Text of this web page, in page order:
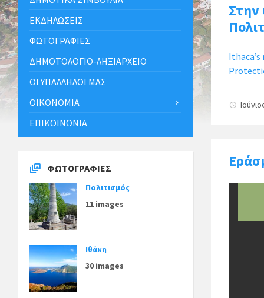
Στην
ΕΚΔΗΛΏΣΕΙΣ
ΦΩΤΟΓΡΑΦΊΕΣ
ΔΗΜΟΤΟΛΌΓΙΟ-ΛΗΞΙΑΡΧΕΊΟ
ΟΙ ΥΠΆΛΛΗΛΟΙ ΜΑΣ
ΟΙΚΟΝΟΜΊΑ
ΕΠΙΚΟΙΝΩΝΊΑ
ΦΩΤΟΓΡΑΦΊΕΣ
Πολιτισμός
11 images
Ιθάκη
30 images